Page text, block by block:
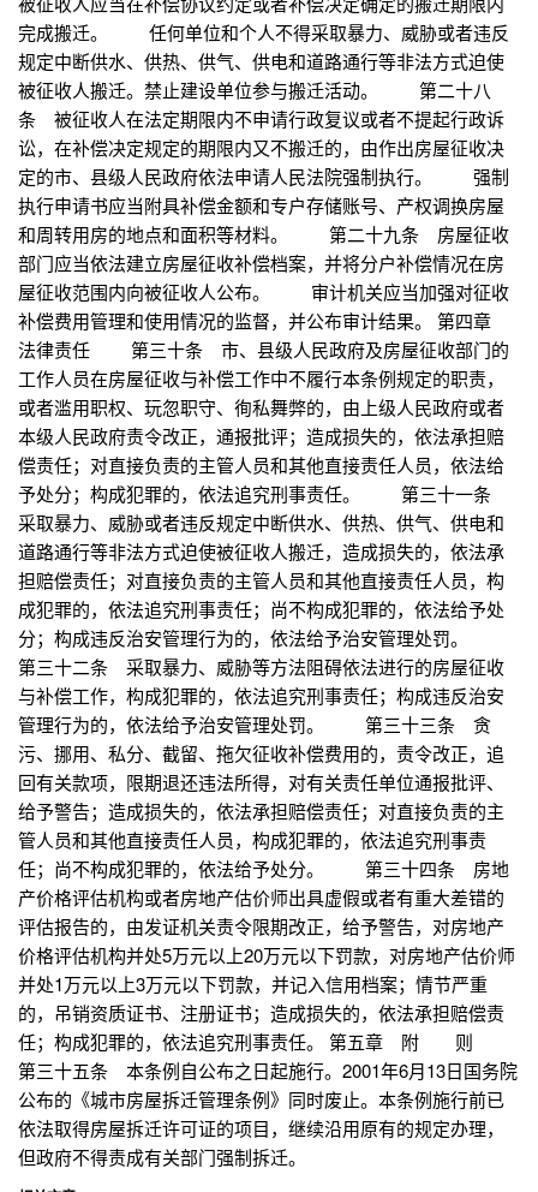
完成搬迁。 任何单位和个人不得采取暴力、威胁或者违反
规定中断供水、供热、供气、供电和道路通行等非法方式迫使
被征收人搬迁。禁止建设单位参与搬迁活动。 第二十八
条 被征收人在法定期限内不申请行政复议或者不提起行政诉
讼，在补偿决定规定的期限内又不搬迁的，由作出房屋征收决
定的市、县级人民政府依法申请人民法院强制执行。 强制
执行申请书应当附具补偿金额和专户存储账号、产权调换房屋
和周转用房的地点和面积等材料。 第二十九条 房屋征收
部门应当依法建立房屋征收补偿档案，并将分户补偿情况在房
屋征收范围内向被征收人公布。 审计机关应当加强对征收
补偿费用管理和使用情况的监督，并公布审计结果。 第四章
法律责任 第三十条 市、县级人民政府及房屋征收部门的
工作人员在房屋征收与补偿工作中不履行本条例规定的职责，
或者滥用职权、玩忽职守、徇私舞弊的，由上级人民政府或者
本级人民政府责令改正，通报批评；造成损失的，依法承担赔
偿责任；对直接负责的主管人员和其他直接责任人员，依法给
予处分；构成犯罪的，依法追究刑事责任。 第三十一条
采取暴力、威胁或者违反规定中断供水、供热、供气、供电和
道路通行等非法方式迫使被征收人搬迁，造成损失的，依法承
担赔偿责任；对直接负责的主管人员和其他直接责任人员，构
成犯罪的，依法追究刑事责任；尚不构成犯罪的，依法给予处
分；构成违反治安管理行为的，依法给予治安管理处罚。
第三十二条 采取暴力、威胁等方法阻碍依法进行的房屋征收
与补偿工作，构成犯罪的，依法追究刑事责任；构成违反治安
管理行为的，依法给予治安管理处罚。 第三十三条 贪
污、挪用、私分、截留、拖欠征收补偿费用的，责令改正，追
回有关款项，限期退还违法所得，对有关责任单位通报批评、
给予警告；造成损失的，依法承担赔偿责任；对直接负责的主
管人员和其他直接责任人员，构成犯罪的，依法追究刑事责
任；尚不构成犯罪的，依法给予处分。 第三十四条 房地
产价格评估机构或者房地产估价师出具虚假或者有重大差错的
评估报告的，由发证机关责令限期改正，给予警告，对房地产
价格评估机构并处5万元以上20万元以下罚款，对房地产估价师
并处1万元以上3万元以下罚款，并记入信用档案；情节严重
的，吊销资质证书、注册证书；造成损失的，依法承担赔偿责
任；构成犯罪的，依法追究刑事责任。 第五章 附 则
第三十五条 本条例自公布之日起施行。2001年6月13日国务院
公布的《城市房屋拆迁管理条例》同时废止。本条例施行前已
依法取得房屋拆迁许可证的项目，继续沿用原有的规定办理，
但政府不得责成有关部门强制拆迁。